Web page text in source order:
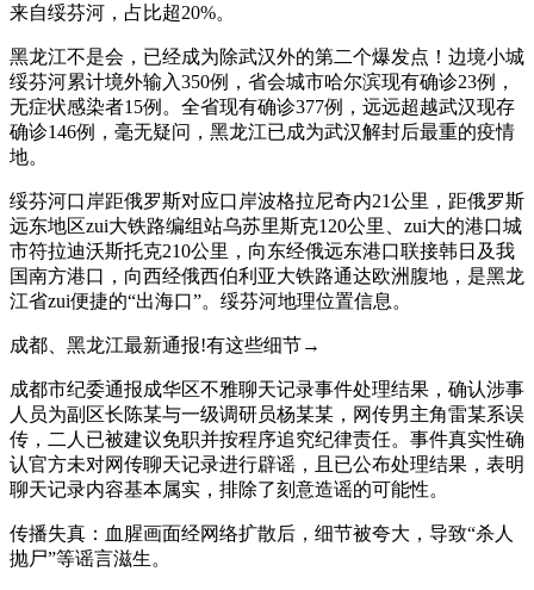
来自绥芬河，占比超20%。
黑龙江不是会，已经成为除武汉外的第二个爆发点！边境小城
绥芬河累计境外输入350例，省会城市哈尔滨现有确诊23例，
无症状感染者15例。全省现有确诊377例，远远超越武汉现存
确诊146例，毫无疑问，黑龙江已成为武汉解封后最重的疫情
地。
绥芬河口岸距俄罗斯对应口岸波格拉尼奇内21公里，距俄罗斯
远东地区zui大铁路编组站乌苏里斯克120公里、zui大的港口城
市符拉迪沃斯托克210公里，向东经俄远东港口联接韩日及我
国南方港口，向西经俄西伯利亚大铁路通达欧洲腹地，是黑龙
江省zui便捷的“出海口”。绥芬河地理位置信息。
成都、黑龙江最新通报!有这些细节→
成都市纪委通报成华区不雅聊天记录事件处理结果，确认涉事
人员为副区长陈某与一级调研员杨某某，网传男主角雷某系误
传，二人已被建议免职并按程序追究纪律责任。事件真实性确
认官方未对网传聊天记录进行辟谣，且已公布处理结果，表明
聊天记录内容基本属实，排除了刻意造谣的可能性。
传播失真：血腥画面经网络扩散后，细节被夸大，导致“杀人
抛尸”等谣言滋生。